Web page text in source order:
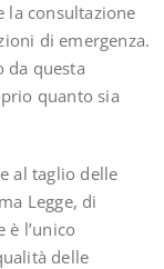
la consultazione
di emergenza.
da questa
quanto sia
al taglio delle
Legge, di
è l’unico
delle